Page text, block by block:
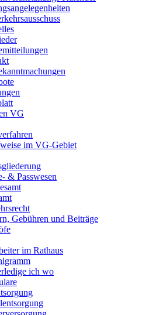
VG
im VG-Gebiet
& Passwesen
Gebühren und Beiträge
im Rathaus
ich wo